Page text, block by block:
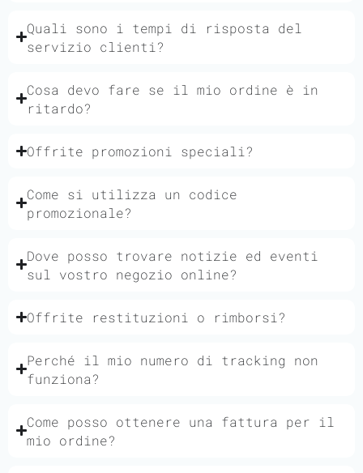
Quali sono i tempi di risposta del
servizio clienti?
Cosa devo fare se il mio ordine è in
ritardo?
Offrite promozioni speciali?
Come si utilizza un codice
promozionale?
Dove posso trovare notizie ed eventi
sul vostro negozio online?
Offrite restituzioni o rimborsi?
Perché il mio numero di tracking non
funziona?
Come posso ottenere una fattura per il
mio ordine?